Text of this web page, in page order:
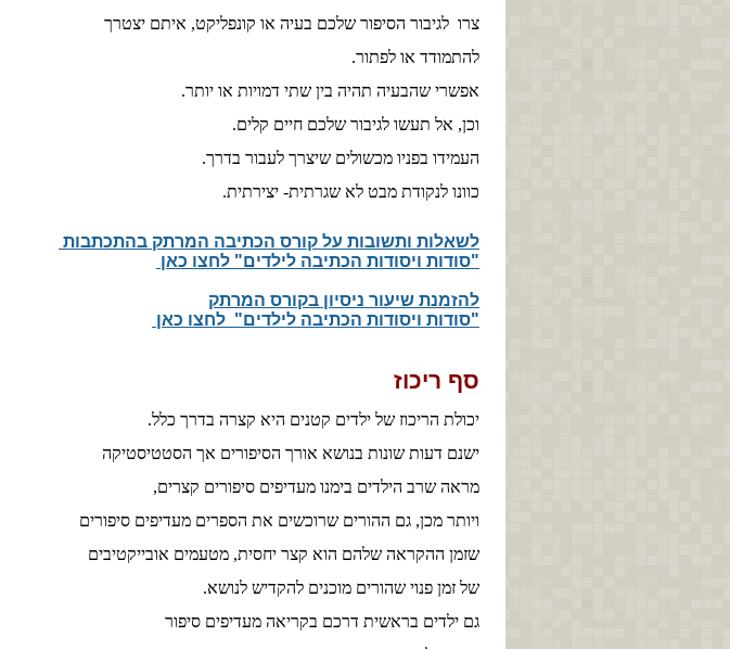
צרו לגיבור הסיפור שלכם בעיה או קונפליקט, איתם יצטרך
להתמודד או לפתור.
אפשרי שהבעיה תהיה בין שתי דמויות או יותר.
וכן, אל תעשו לגיבור שלכם חיים קלים.
העמידו בפניו מכשולים שיצרך לעבור בדרך.
כוונו לנקודת מבט לא שגרתית- יצירתית.
לשאלות ותשובות על קורס הכתיבה המרתק בהתכתבות
"סודות ויסודות הכתיבה לילדים" לחצו כאן
​להזמנת שיעור ניסיון בקורס המרתק
"סודות ויסודות הכתיבה לילדים" לחצו כאן
סף ריכוז
יכולת הריכוז של ילדים קטנים היא קצרה בדרך כלל.
ישנם דעות שונות בנושא אורך הסיפורים אך הסטטיסטיקה
מראה שרב הילדים בימנו מעדיפים סיפורים קצרים,
ויותר מכן, גם ההורים שרוכשים את הספרים מעדיפים סיפורים
שזמן ההקראה שלהם הוא קצר יחסית, מטעמים אובייקטיבים
של זמן פנוי שהורים מוכנים להקדיש לנושא.
גם ילדים בראשית דרכם בקריאה מעדיפים סיפור